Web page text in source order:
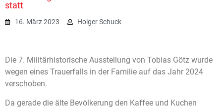
statt
16. März 2023 Holger Schuck
Die 7. Militärhistorische Ausstellung von Tobias Götz wurde
wegen eines Trauerfalls in der Familie auf das Jahr 2024
verschoben.
Da gerade die älte Bevölkerung den Kaffee und Kuchen